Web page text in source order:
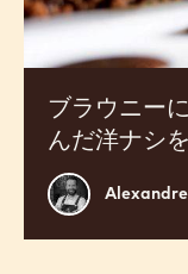
ブラウニー
んだ洋ナシ
Alexandre
Bourdeaux
と
込
を